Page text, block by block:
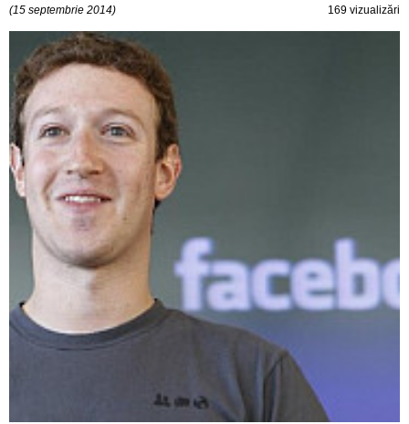
(15 septembrie 2014) 169 vizualizări